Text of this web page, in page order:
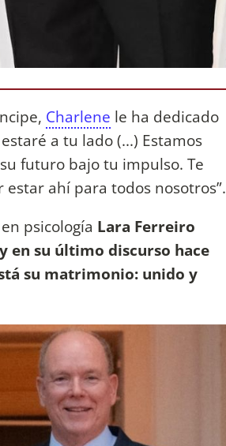
Charlene le ha dedicado
a tu lado (...) Estamos
futuro bajo tu impulso. Te
ahí para todos nosotros”.
psicología Lara Ferreiro
en su último discurso hace
su matrimonio: unido y